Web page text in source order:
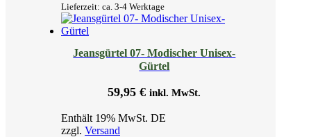
Lieferzeit: ca. 3-4 Werktage
Jeansgürtel 07- Modischer Unisex-
Gürtel
59,95€ inkl. MwSt.
Enthält 19% MwSt. DE
zzgl. Versand